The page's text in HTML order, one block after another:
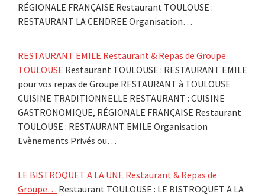
RÉGIONALE FRANÇAISE Restaurant TOULOUSE :
RESTAURANT LA CENDREE Organisation…
RESTAURANT EMILE Restaurant & Repas de Groupe
TOULOUSE Restaurant TOULOUSE : RESTAURANT EMILE
pour vos repas de Groupe RESTAURANT à TOULOUSE
CUISINE TRADITIONNELLE RESTAURANT : CUISINE
GASTRONOMIQUE, RÉGIONALE FRANÇAISE Restaurant
TOULOUSE : RESTAURANT EMILE Organisation
Evènements Privés ou…
LE BISTROQUET A LA UNE Restaurant & Repas de
Groupe… Restaurant TOULOUSE : LE BISTROQUET A LA